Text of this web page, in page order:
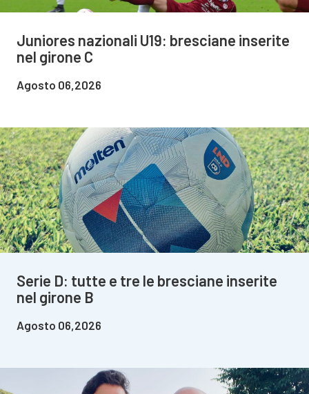
Juniores nazionali U19: bresciane inserite
nel girone C
Agosto 06,2026
Serie D: tutte e tre le bresciane inserite
nel girone B
Agosto 06,2026